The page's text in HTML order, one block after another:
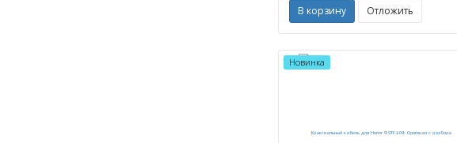
В корзину Отложить
Новинка